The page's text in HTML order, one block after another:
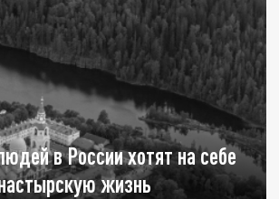
в России хотят на себе
жизнь